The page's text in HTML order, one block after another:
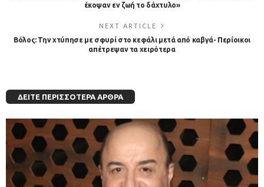
έκοψαν εν ζωή το δάχτυλο»
NEXT ARTICLE
Βόλος: Την χτύπησε με σφυρί στο κεφάλι μετά από καβγά- Περίοικοι
απέτρεψαν τα χειρότερα
ΔΕΊΤΕ ΠΕΡΙΣΣΌΤΕΡΑ ΆΡΘΡΑ